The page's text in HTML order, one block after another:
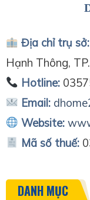
Địa chỉ trụ sở:
Hạnh Thông,
Hotline:
Email:
Website:
Mã số thuế:
DANH MỤC